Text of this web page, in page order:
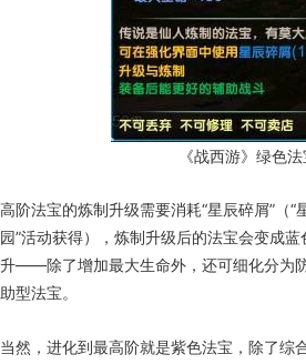
《战西游》绿色法
高阶法宝的炼制升级需要消耗“星辰碎屑”（“
园”活动获得），炼制升级后的法宝会变成
升——除了增加最大生命外，还可细化分为
助型法宝。
当然，进化到最高阶就是紫色法宝，除了综